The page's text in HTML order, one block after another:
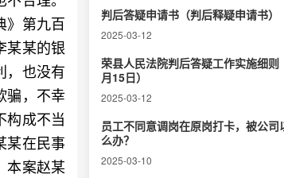
》第九百
某某的银
，也没有
骗，不幸
构成不当
某在民事
本案赵某
判后答疑申请书（判后释疑申请书）
2025-03-12
荣县人民法院判后答疑工作实施细
月15日）
2025-03-12
员工不同意调岗在原岗打卡，被公
么办？
2025-03-10